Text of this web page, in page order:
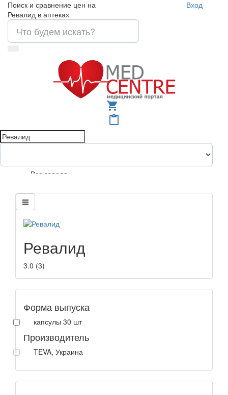
Поиск и сравнение цен на
Ревалид в аптеках
Вход
shopping_cart
content_paste
Все города
Ревалид
3.0 (3)
Форма выпуска
капсулы 30 шт
Производитель
TEVA, Украина